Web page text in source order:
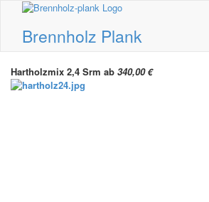
Brennholz Plank
Hartholzmix 2,4 Srm ab 340,00 €